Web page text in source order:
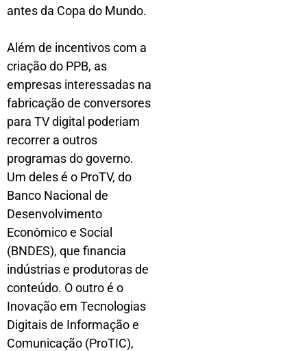
antes da Copa do Mundo.
Além de incentivos com a
criação do PPB, as
empresas interessadas na
fabricação de conversores
para TV digital poderiam
recorrer a outros
programas do governo.
Um deles é o ProTV, do
Banco Nacional de
Desenvolvimento
Econômico e Social
(BNDES), que financia
indústrias e produtoras de
conteúdo. O outro é o
Inovação em Tecnologias
Digitais de Informação e
Comunicação (ProTIC),